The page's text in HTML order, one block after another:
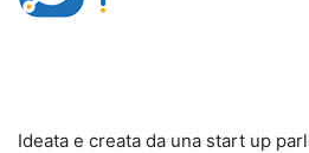
Ideata e creata da una start up